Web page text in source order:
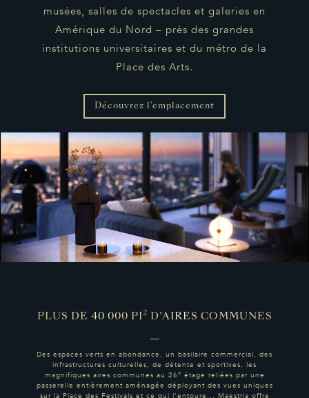
musées, salles de spectacles et galeries en
Amérique du Nord – près des grandes
institutions universitaires et du métro de la
Place des Arts.
Découvrez l'emplacement
PLUS DE 40 000 PI 2 D’AIRES COMMUNES
Des espaces verts en abondance, un basilaire commercial, des
infrastructures culturelles, de détente et sportives, les
magnifiques aires communes au 26e étage reliées par une
passerelle entièrement aménagée déployant des vues uniques
sur la Place des Festivals et ce qui l’entoure... Maestria offre